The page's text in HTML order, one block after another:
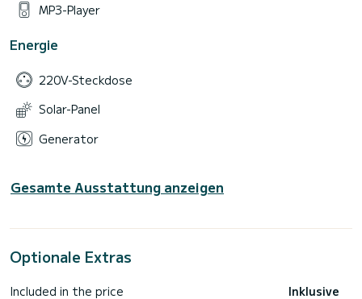
MP3-Player
Energie
220V-Steckdose
Solar-Panel
Generator
Gesamte Ausstattung anzeigen
Optionale Extras
Included in the price
Inklusive